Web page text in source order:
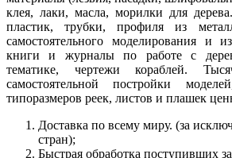
клея, лаки, масла, морилки для
пластик, трубки, профиля из
самостоятельного моделирования и
книги и журналы по работе с
тематике, чертежи кораблей.
самостоятельной постройки
типоразмеров реек, листов и плашек
Доставка по всему миру. (за
стран);
Быстрая обработка поступивших